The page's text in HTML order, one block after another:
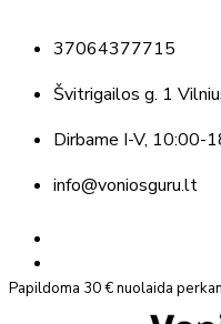
37064377715
Švitrigailos g. 1
Dirbame I-V, 10:00-
info@voniosguru.lt
Papildoma 30 € nuolaida